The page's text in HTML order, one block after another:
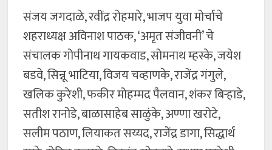
संजय जगदाळे, रवींद्र रोहमारे, भाजप युवा मोर्चाचे
शहराध्यक्ष अविनाश पाठक, ‘अमृत संजीवनी’ चे
संचालक गोपीनाथ गायकवाड, सोमनाथ म्हस्के, जयेश
बडवे, सिन्नू भाटिया, विजय चव्हाणके, राजेंद्र गंगुले,
खलिक कुरेशी, फकीर मोहम्मद पैलवान, शंकर बिऱ्हाडे,
सतीश रानोडे, बाळासाहेब साळुंके, अण्णा खरोटे,
सलीम पठाण, लियाकत सय्यद, राजेंद्र डागा, सिद्धार्थ